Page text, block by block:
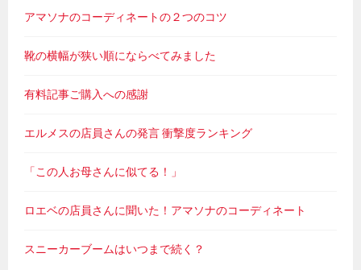
アマソナのコーディネートの２つのコツ
靴の横幅が狭い順にならべてみました
有料記事ご購入への感謝
エルメスの店員さんの発言 衝撃度ランキング
「この人お母さんに似てる！」
ロエベの店員さんに聞いた！アマソナのコーディネート
スニーカーブームはいつまで続く？